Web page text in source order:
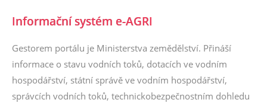
Informační systém e-AGRI
Gestorem portálu je Ministerstva zemědělství. Přináší
informace o stavu vodních toků, dotacích ve vodním
hospodářství, státní správě ve vodním hospodářství,
správcích vodních toků, technickobezpečnostním dohledu